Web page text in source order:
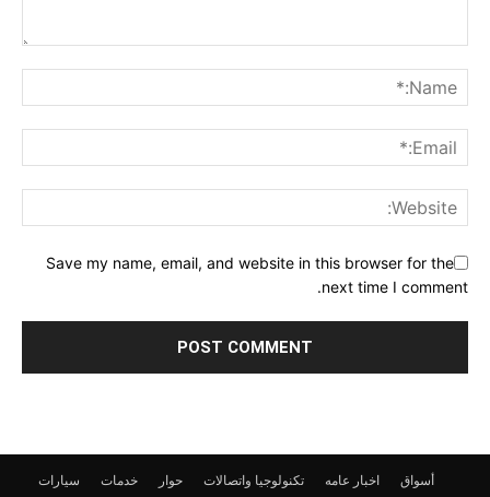
Save my name, email, and website in this browser for the
next time I comment.
أسواق اخبار عامه تكنولوجيا واتصالات حوار خدمات
سيارات